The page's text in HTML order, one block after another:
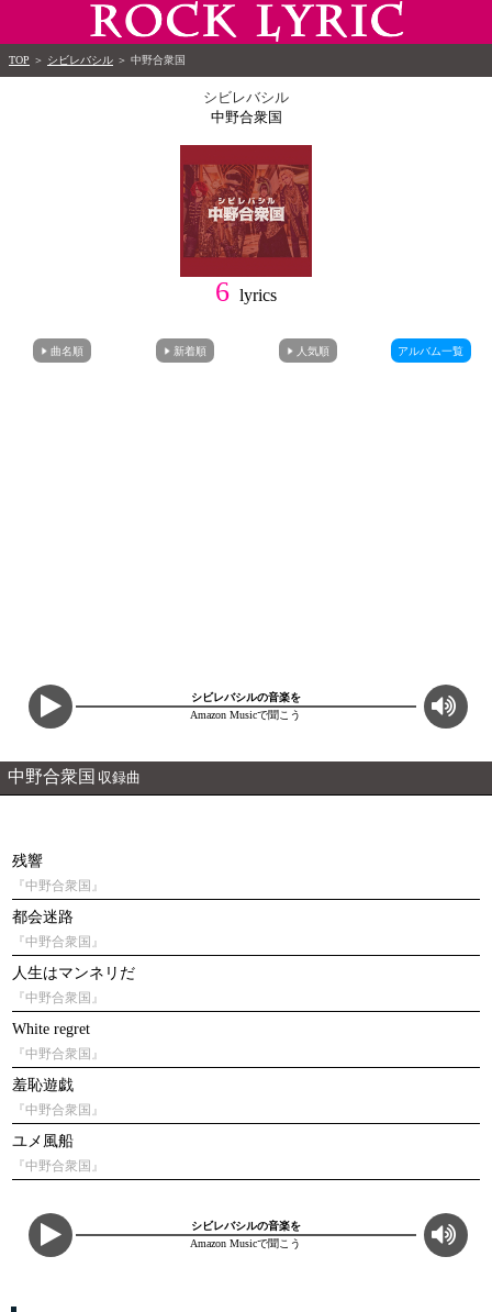
TOP ＞ シビレバシル ＞ 中野合衆国
シビレバシル
中野合衆国
6 lyrics
曲名順 新着順 人気順 アルバム一覧
シビレバシルの音楽を
Amazon Musicで聞こう
中野合衆国 収録曲
残響
『中野合衆国』
都会迷路
『中野合衆国』
人生はマンネリだ
『中野合衆国』
White regret
『中野合衆国』
羞恥遊戯
『中野合衆国』
ユメ風船
『中野合衆国』
シビレバシルの音楽を
Amazon Musicで聞こう